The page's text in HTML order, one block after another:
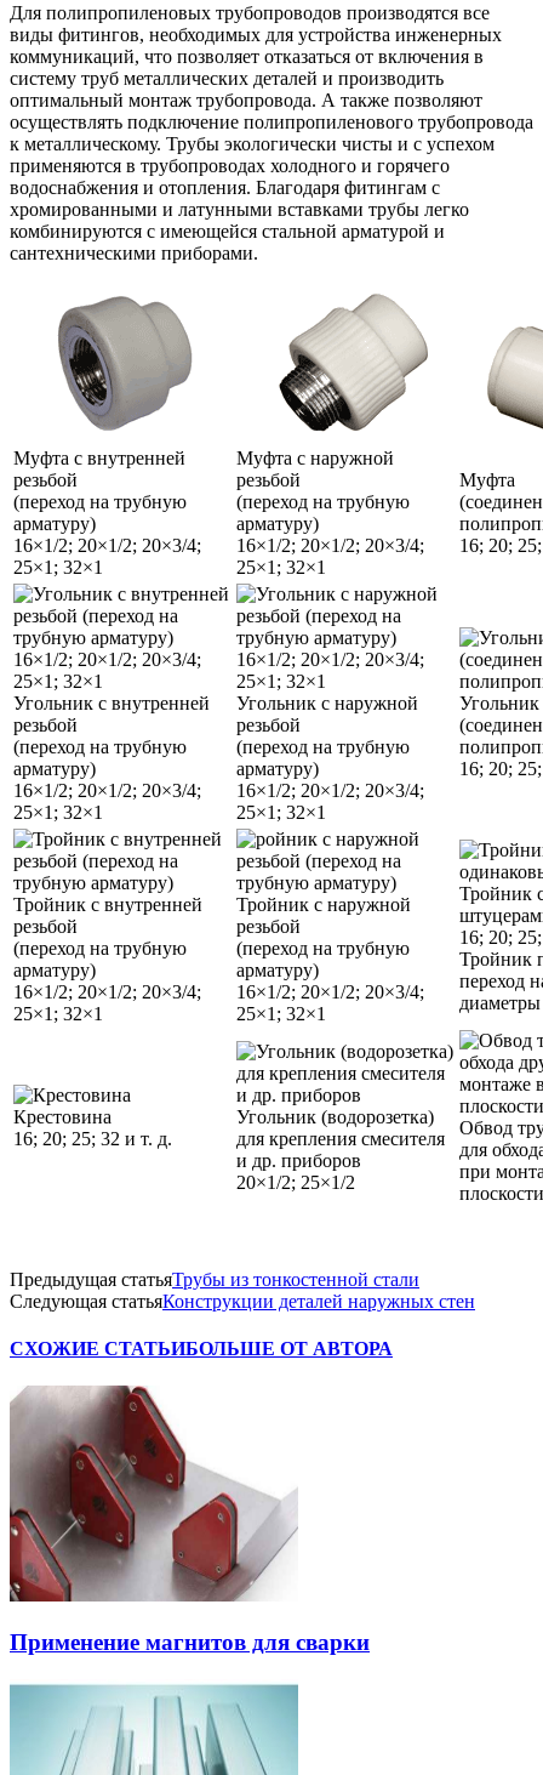
Для полипропиленовых трубопроводов производятся все
виды фитингов, необходимых для устройства инженерных
коммуникаций, что позволяет отказаться от включения в
систему труб металлических деталей и производить
оптимальный монтаж трубопровода. А также позволяют
осуществлять подключение полипропиленового трубопровода
к металлическому. Трубы экологически чисты и с успехом
применяются в трубопроводах холодного и горячего
водоснабжения и отопления. Благодаря фитингам с
хромированными и латунными вставками трубы легко
комбинируются с имеющейся стальной арматурой и
сантехническими приборами.
Муфта с внутренней
резьбой
(переход на трубную
арматуру)
16×1/2; 20×1/2; 20×3/4;
25×1; 32×1
Муфта с наружной
резьбой
(переход на трубную
арматуру)
16×1/2; 20×1/2; 20×3/4;
25×1; 32×1
Муфта
16; 20;
Угольник с внутренней
резьбой
(переход на трубную
арматуру)
16×1/2; 20×1/2; 20×3/4;
25×1; 32×1
Угольник с наружной
резьбой
(переход на трубную
арматуру)
16×1/2; 20×1/2; 20×3/4;
25×1; 32×1
Угольник
16; 20;
Тройник с внутренней
резьбой
(переход на трубную
арматуру)
16×1/2; 20×1/2; 20×3/4;
25×1; 32×1
Тройник с наружной
резьбой
(переход на трубную
арматуру)
16×1/2; 20×1/2; 20×3/4;
25×1; 32×1
Тройник
16; 20;
Тройник
переход
диаметры
Крестовина
16; 20; 25; 32 и т. д.
Угольник (водорозетка)
для крепления смесителя
и др. приборов
20×1/2; 25×1/2
Обвод
для
при
плоскости
Предыдущая статьяТрубы из тонкостенной стали
Следующая статьяКонструкции деталей наружных стен
СХОЖИЕ СТАТЬИБОЛЬШЕ ОТ АВТОРА
Применение магнитов для сварки